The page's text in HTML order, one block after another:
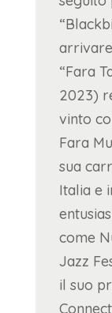
“Fara
2023)
vinto
Fara
sua
Italia e
come
Jazz
il suo